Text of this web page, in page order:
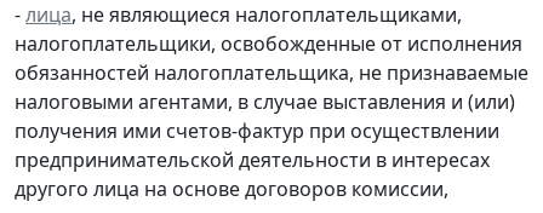
-лица, не являющиеся налогоплательщиками,
налогоплательщики, освобожденные от исполнения
обязанностей налогоплательщика, не признаваемые
налоговыми агентами, в случае выставления и (или)
получения ими счетов-фактур при осуществлении
предпринимательской деятельности в интересах
другого лица на основе договоров комиссии,